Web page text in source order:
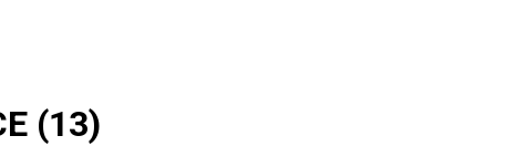
(13)